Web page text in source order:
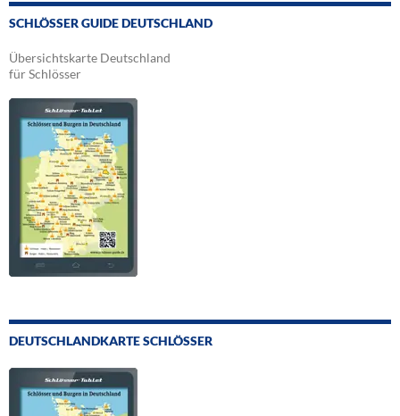
SCHLÖSSER GUIDE DEUTSCHLAND
Übersichtskarte Deutschland
für Schlösser
DEUTSCHLANDKARTE SCHLÖSSER